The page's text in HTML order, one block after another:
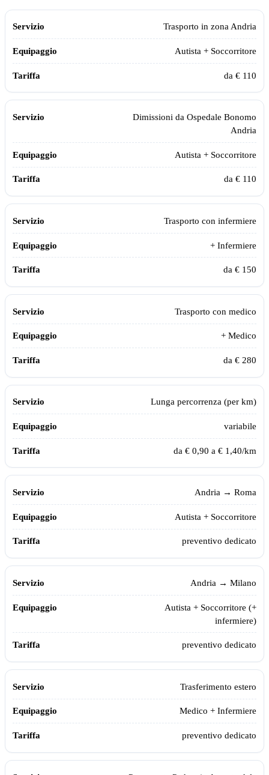
Servizio
Trasporto in zona Andria
Autista + Soccorritore
da € 110
Dimissioni da Ospedale Bonomo
Andria
Autista + Soccorritore
da € 110
Trasporto con infermiere
+ Infermiere
da € 150
Trasporto con medico
+ Medico
da € 280
Lunga percorrenza (per km)
variabile
da € 0,90 a € 1,40/km
Andria → Roma
Autista + Soccorritore
preventivo dedicato
Andria → Milano
Autista + Soccorritore (+
infermiere)
preventivo dedicato
Trasferimento estero
Medico + Infermiere
preventivo dedicato